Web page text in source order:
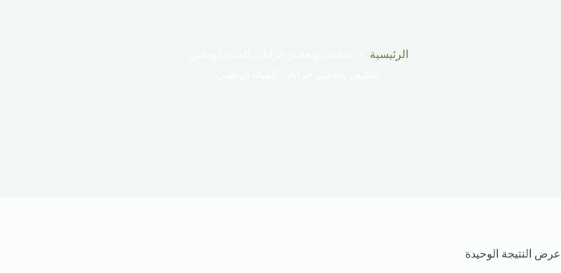
الرئيسية
عرض النتيجة الوحيدة